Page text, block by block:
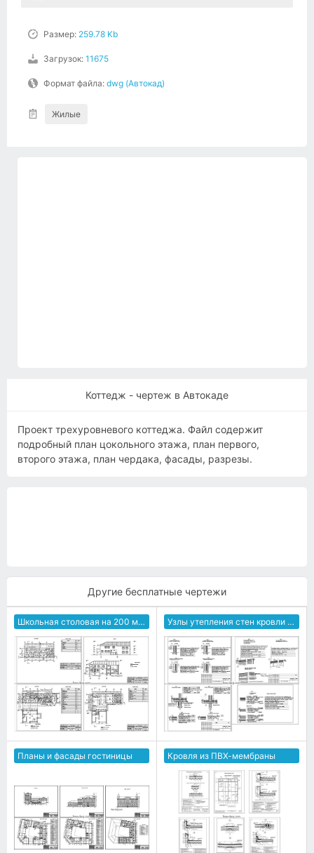
Размер: 259.78 Kb
Загрузок: 11675
Формат файла: dwg (Автокад)
Жилые
Коттедж - чертеж в Автокаде
Проект трехуровневого коттеджа. Файл содержит
подробный план цокольного этажа, план первого,
второго этажа, план чердака, фасады, разрезы.
Другие бесплатные чертежи
Школьная столовая на 200 мест Узлы утепления стен кровли полов
Планы и фасады гостиницы Кровля из ПВХ-мембраны